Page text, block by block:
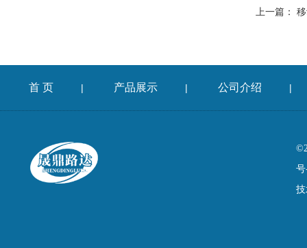
上一篇： 移
首 页 | 产品展示 | 公司介绍 |
号